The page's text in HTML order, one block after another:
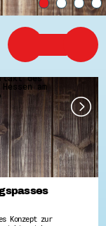
Bürgerengagement
Ehrenamt
- Engagement
€
Konzept zur